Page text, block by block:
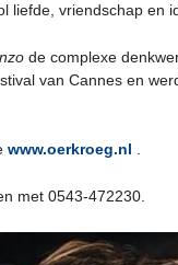
liefde, vriendschap en
de complexe
van Cannes en
www.oerkroeg.nl .
met 0543-472230.